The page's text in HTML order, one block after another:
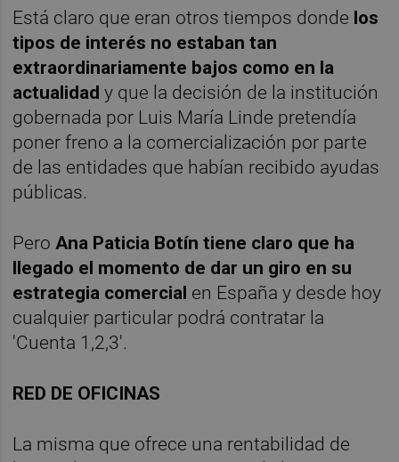
Está claro que eran otros tiempos donde los
tipos de interés no estaban tan
extraordinariamente bajos como en la
actualidad y que la decisión de la institución
gobernada por Luis María Linde pretendía
poner freno a la comercialización por parte
de las entidades que habían recibido ayudas
públicas.
PeroAna Paticia Botín tiene claro que ha
llegado el momento de dar un giro en su
estrategia comercial en España y desde hoy
cualquier particular podrá contratar la
'Cuenta 1,2,3'.
RED DE OFICINAS
La misma que ofrece una rentabilidad de